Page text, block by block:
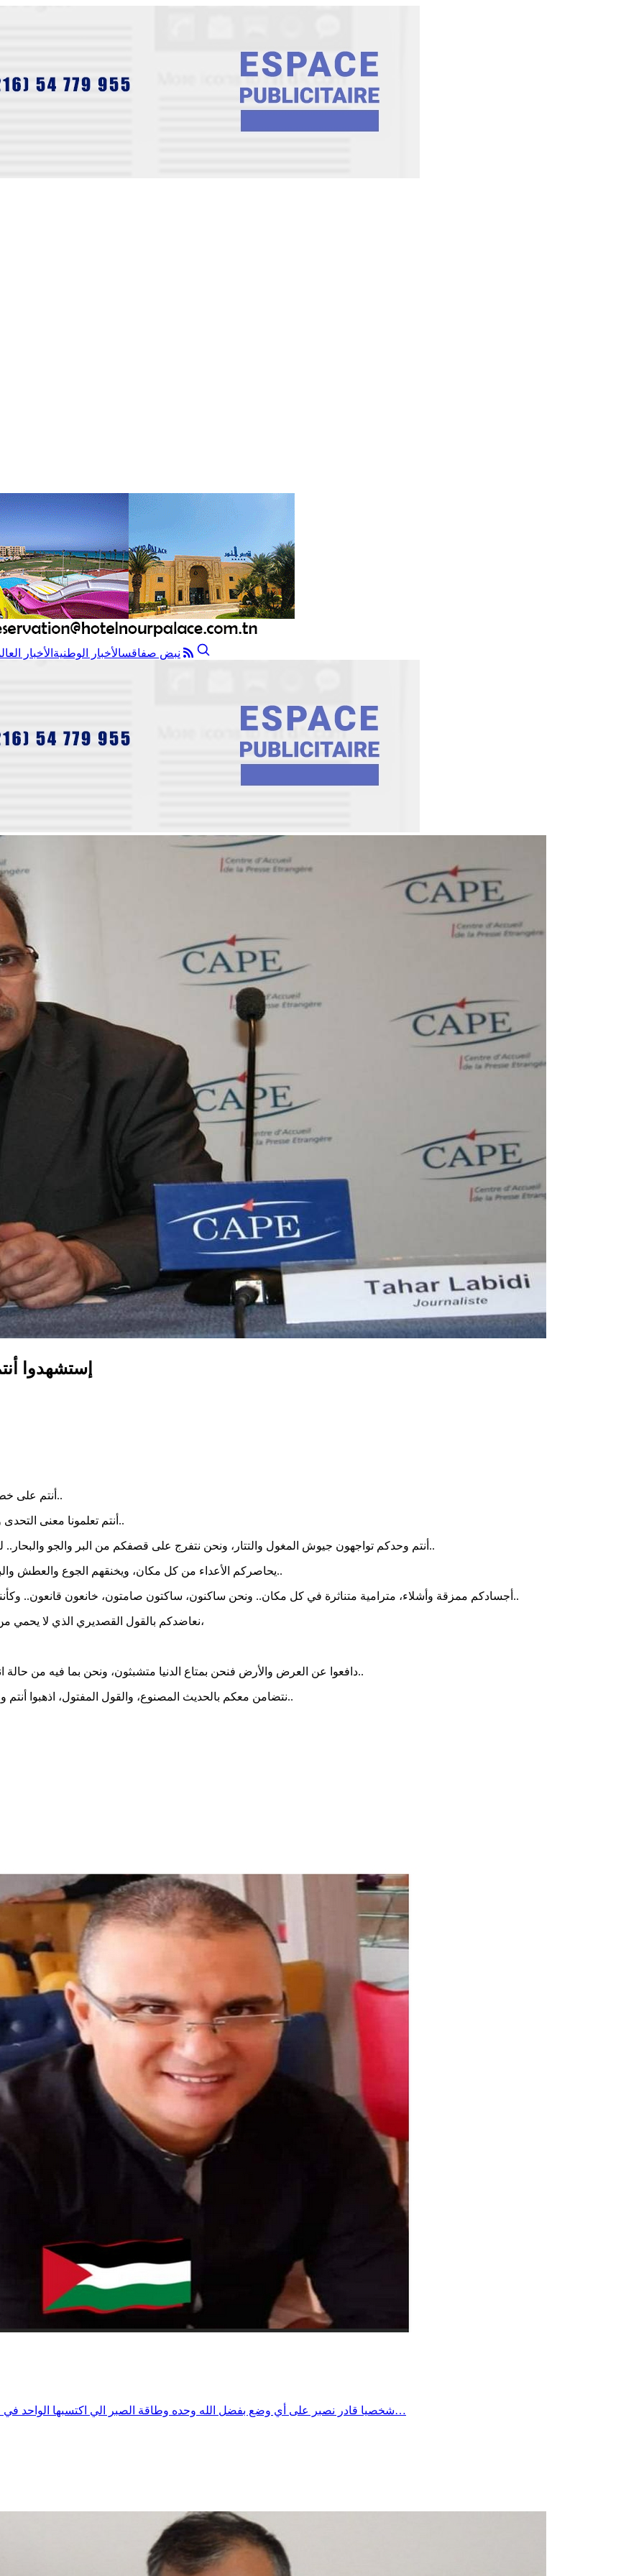
نبض صفاقسالأخبار الوطنية الأخبار
إستشهدوا
⚜أنتم على خطوط التماس وجبهات النار.. ونحن نؤازركم بالغناء ولف رقابنا بالزنار..
⚜أنتم تعلمونا معنى التحدى وصمود الأحرار، ونحن نساندكم بالرقص والتمايل بالرؤوس والأشعار..
⚜أنتم وحدكم تواجهون جيوش المغول والتتار، ونحن نتفرج على قصفكم من البر والجو والبحار.. لتسيل دمائكم تسقي الأرض والزرع والنبات، وتلون السواقي والأنهار..
⚜يحاصركم الأعداء من كل مكان، ويخنقهم الجوع والعطش والبرد والحصار.. ونحن نتضامن معكم بالتصفيق وعض الشفاه واللسان..
⚜أجسادكم ممزقة وأشلاء، مترامية متناثرة في كل مكان.. ونحن ساكنون، ساكتون صامتون، خانعون قانعون.. وكأننا نقول لكم ما قاله الأولون. إذهبوا أنتم وربكم فقاتلوا إنا هنا قاعدون..
⚜نعاضدكم بالقول القصديري الذي لا يحمي من البرد والجوع والجروح.. لنقول لكم ما لا يقال في مثل ما به تمرون،
⚜دافعوا عن العرض والأرض فنحن بمتاع الدنيا متشبثون، ونحن بما فيه من حالة انكسار وهوان قانعون، اذهبوا انتم وربكم قاوموا فأعمارنا نحن لاتهون..
⚜نتضامن معكم بالحديث المصنوع، والقول المفتول، اذهبوا أنتم وربكم دافعوا عنكم وعنا عن مقدساتنا عن عزتنا فأرواحنا نحن لاتهون..
شخصيا قادر نصبر على أي وضع بفضل الله وحده وطاقة الصبر الي اكتسبها الواحد في حياته لكن هناك الكثير من المرضى وكبار السن والأطفال لا طاقة لهم…